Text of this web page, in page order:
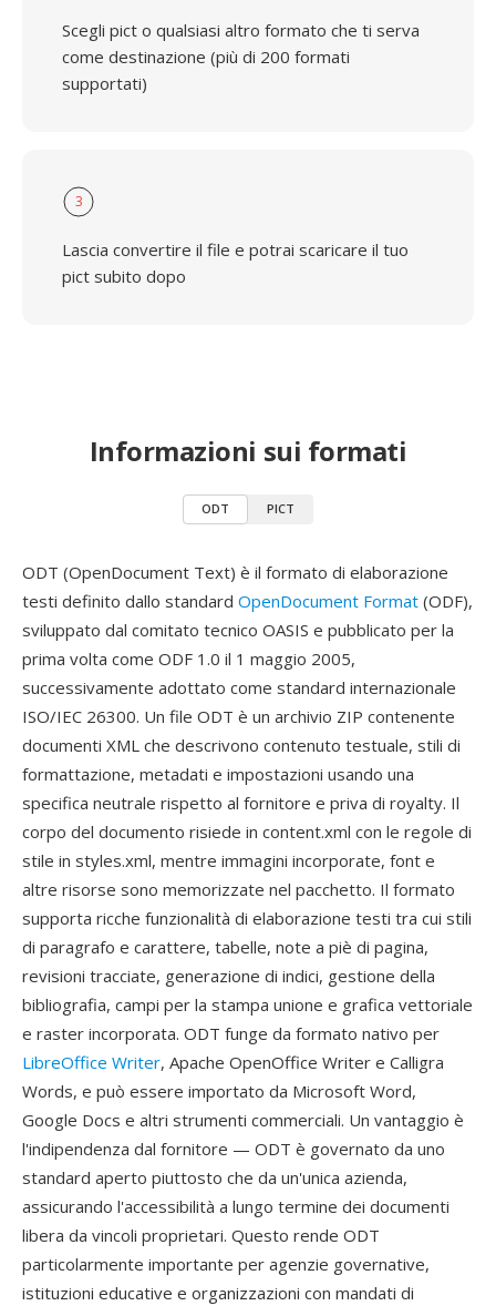
Scegli pict o qualsiasi altro formato che ti serva
come destinazione (più di 200 formati
supportati)
3
Lascia convertire il file e potrai scaricare il tuo
pict subito dopo
Informazioni sui formati
ODT PICT
ODT (OpenDocument Text) è il formato di elaborazione
testi definito dallo standard OpenDocument Format (ODF),
sviluppato dal comitato tecnico OASIS e pubblicato per la
prima volta come ODF 1.0 il 1 maggio 2005,
successivamente adottato come standard internazionale
ISO/IEC 26300. Un file ODT è un archivio ZIP contenente
documenti XML che descrivono contenuto testuale, stili di
formattazione, metadati e impostazioni usando una
specifica neutrale rispetto al fornitore e priva di royalty. Il
corpo del documento risiede in content.xml con le regole di
stile in styles.xml, mentre immagini incorporate, font e
altre risorse sono memorizzate nel pacchetto. Il formato
supporta ricche funzionalità di elaborazione testi tra cui stili
di paragrafo e carattere, tabelle, note a piè di pagina,
revisioni tracciate, generazione di indici, gestione della
bibliografia, campi per la stampa unione e grafica vettoriale
e raster incorporata. ODT funge da formato nativo per
LibreOffice Writer, Apache OpenOffice Writer e Calligra
Words, e può essere importato da Microsoft Word,
Google Docs e altri strumenti commerciali. Un vantaggio è
l'indipendenza dal fornitore — ODT è governato da uno
standard aperto piuttosto che da un'unica azienda,
assicurando l'accessibilità a lungo termine dei documenti
libera da vincoli proprietari. Questo rende ODT
particolarmente importante per agenzie governative,
istituzioni educative e organizzazioni con mandati di